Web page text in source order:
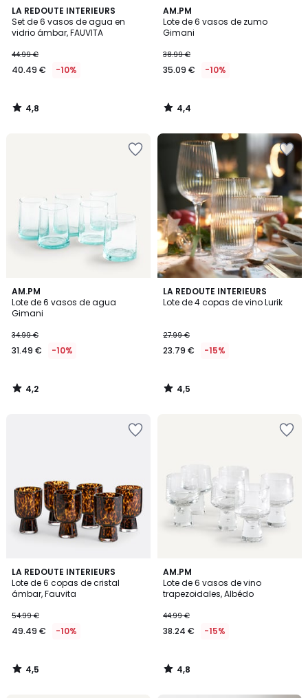
LA REDOUTE INTERIEURS
Set de 6 vasos de agua en
vidrio ámbar, FAUVITA
44.99 €
40.49 € -10%
4,8
/ 5
4,8
/
AM.PM
Lote de 6 vasos de zumo
Gimani
38.99 €
35.09 € -10%
4,4
/ 5
4,4
/
AM.PM
Lote de 6 vasos de agua
Gimani
34.99 €
31.49 € -10%
4,2
/ 5
4,2
/
LA REDOUTE INTERIEURS
Lote de 4 copas de vino Lurik
27.99 €
23.79 € -15%
4,5
/ 5
4,5
/
LA REDOUTE INTERIEURS
Lote de 6 copas de cristal
ámbar, Fauvita
54.99 €
49.49 € -10%
4,5
/ 5
4,5
/
AM.PM
Lote de 6 vasos de vino
trapezoidales, Albédo
44.99 €
38.24 € -15%
4,8
/ 5
4,8
/